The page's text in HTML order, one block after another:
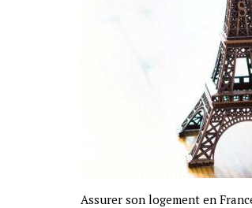
Assurer son logement en